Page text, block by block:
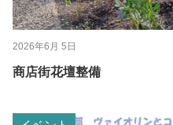
2026年6月 5日
商店街花壇整備